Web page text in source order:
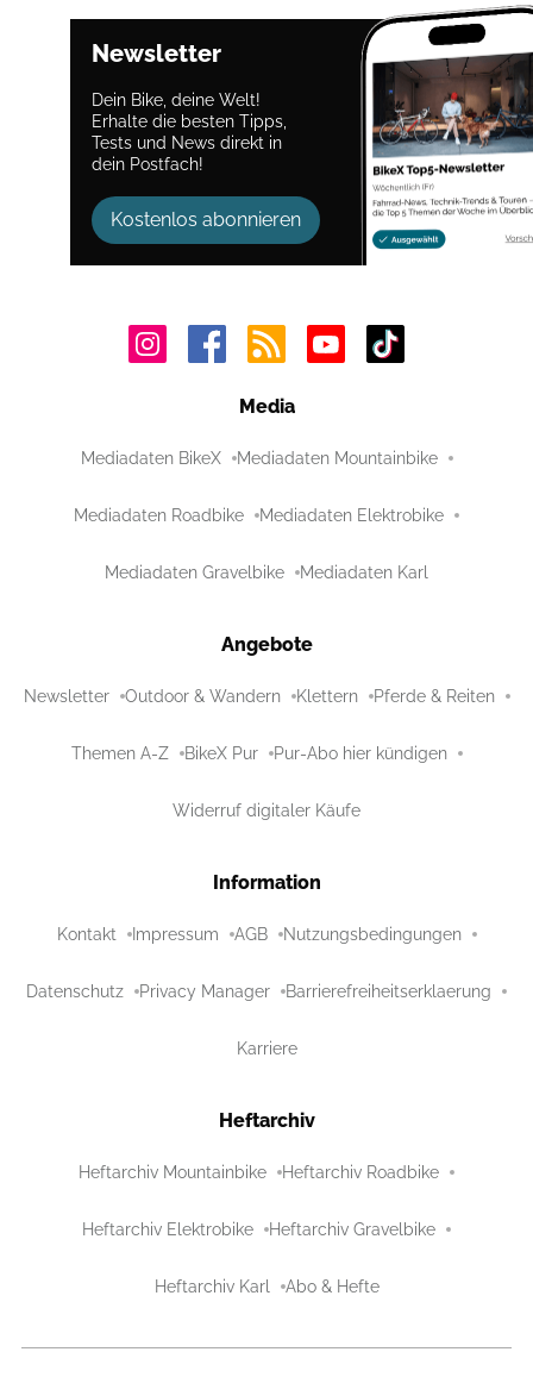
Newsletter
Dein Bike, deine Welt!
Erhalte die besten Tipps,
Tests und News direkt in
dein Postfach!
Kostenlos abonnieren
Media
Mediadaten BikeX Mediadaten Mountainbike
Mediadaten Roadbike Mediadaten Elektrobike
Mediadaten Gravelbike Mediadaten Karl
Angebote
Newsletter Outdoor & Wandern Klettern Pferde & Reiten
Themen A-Z BikeX Pur Pur-Abo hier kündigen
Widerruf digitaler Käufe
Information
Kontakt Impressum AGB Nutzungsbedingungen
Datenschutz Privacy Manager Barrierefreiheitserklaerung
Karriere
Heftarchiv
Heftarchiv Mountainbike Heftarchiv Roadbike
Heftarchiv Elektrobike Heftarchiv Gravelbike
Heftarchiv Karl Abo & Hefte